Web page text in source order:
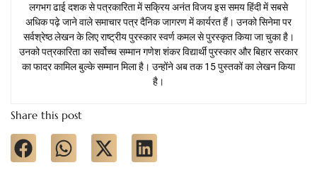
लगभग ढाई दशक से पत्रकारिता में सक्रिय अनंत विजय इस समय हिंदी में सबसे
अधिक पढ़े जाने वाले समाचार पत्र दैनिक जागरण में कार्यरत हैं। उनको सिनेमा पर
सर्वश्रेष्ठ लेखन के लिए राष्ट्रीय पुरस्कार स्वर्ण कमल से पुरस्कृत किया जा चुका है।
उनको पत्रकारिता का सर्वोच्च सम्मान गणेश शंकर विद्यार्थी पुरस्कार और बिहार सरकार
का फादर कामिल बुल्के सम्मान मिला है। उन्होंने अब तक 15 पुस्तकों का लेखन किया
है।
Share this post